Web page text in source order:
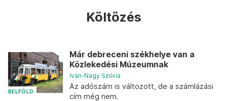
Költözés
BELFÖLD
Már debreceni székhelye van a
Közlekedési Múzeumnak
Iván-Nagy Szilvia
Az adószám is változott, de a számlázási
cím még nem.